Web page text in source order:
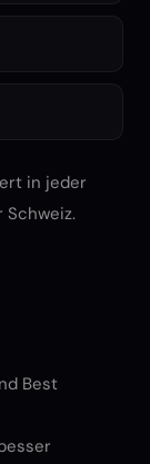
in jeder
Best